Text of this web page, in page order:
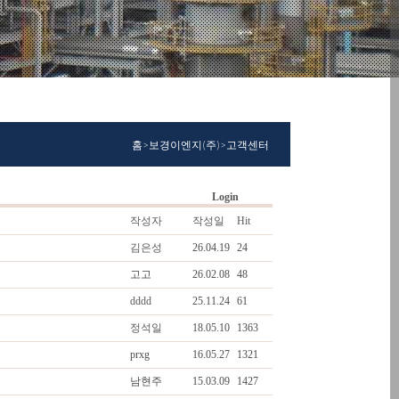
홈>보경이엔지(주)>고객센터